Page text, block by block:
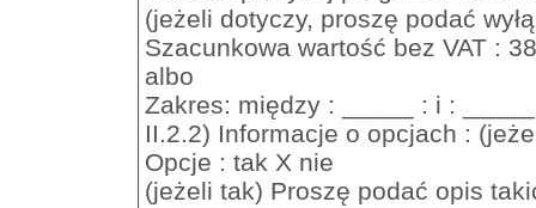
(jeżeli dotyczy, proszę podać
Szacunkowa wartość bez VAT :
albo
Zakres: między : _____ : i :
II.2.2) Informacje o opcjach :
Opcje : tak X nie
(jeżeli tak) Proszę podać opis